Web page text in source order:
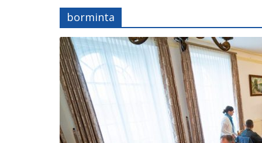
Televízió
honlapja
borminta